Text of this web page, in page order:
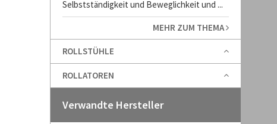
Selbstständigkeit und Beweglichkeit und ...
MEHR ZUM THEMA
ROLLSTÜHLE
ROLLATOREN
Verwandte Hersteller